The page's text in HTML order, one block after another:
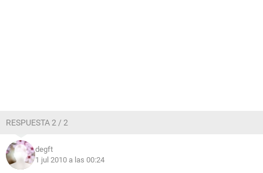
RESPUESTA 2 / 2
degft
1 jul 2010 a las 00:24